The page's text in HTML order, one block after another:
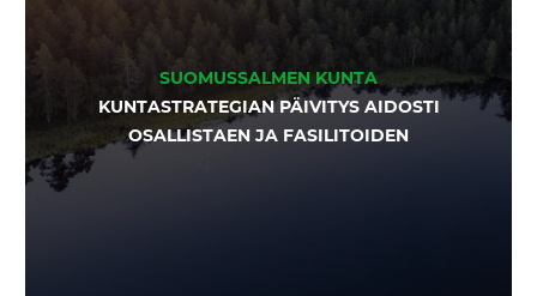
SUOMUSSALMEN KUNTA
KUNTASTRATEGIAN PÄIVITYS AIDOSTI
OSALLISTAEN JA FASILITOIDEN